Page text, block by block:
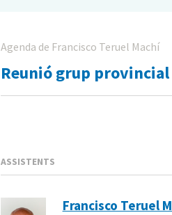
Agenda de Francisco Teruel Machí
Reunió grup provincial
ASSISTENTS
Francisco Teruel